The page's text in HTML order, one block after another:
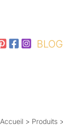
BLOG
Accueil Produits